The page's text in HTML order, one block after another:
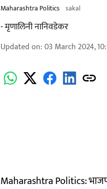
Maharashtra Politics sakal
- मृणालिनी नानिवडेकर
Updated on:03 March 2024,
Maharashtra Politics: भाजपने